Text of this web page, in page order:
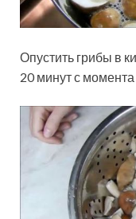
Опустить грибы в
20 минут с